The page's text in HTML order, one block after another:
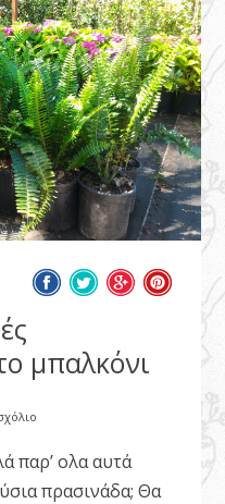
μπαλκόνι
παρ’ ολα αυτά
πρασινάδα; Θα